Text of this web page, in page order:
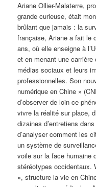
Ariane Ollier-Malaterre,
grande curieuse, était
brûlant que jamais : la
française, Ariane a fait le
ans, où elle enseigne à
et en menant une
médias sociaux et leurs
professionnelles. Son
numérique en Chine »
d’observer de loin ce
vivre la réalité sur place,
dizaines d’entretiens
d’analyser comment les
un système de
voile sur la face humaine
stéréotypes occidentaux.
», structure la vie en